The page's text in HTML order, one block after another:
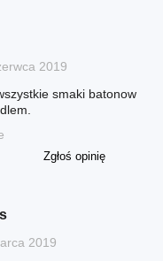
2019
smaki batonow
Zgłoś opinię
2019